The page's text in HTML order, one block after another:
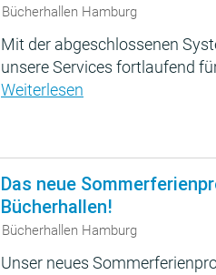
Bücherhallen Hamburg
Mit der abgeschlossenen
unsere Services fortlaufend
Weiterlesen
Das neue
Bücherhallen!
Bücherhallen Hamburg
Unser neues